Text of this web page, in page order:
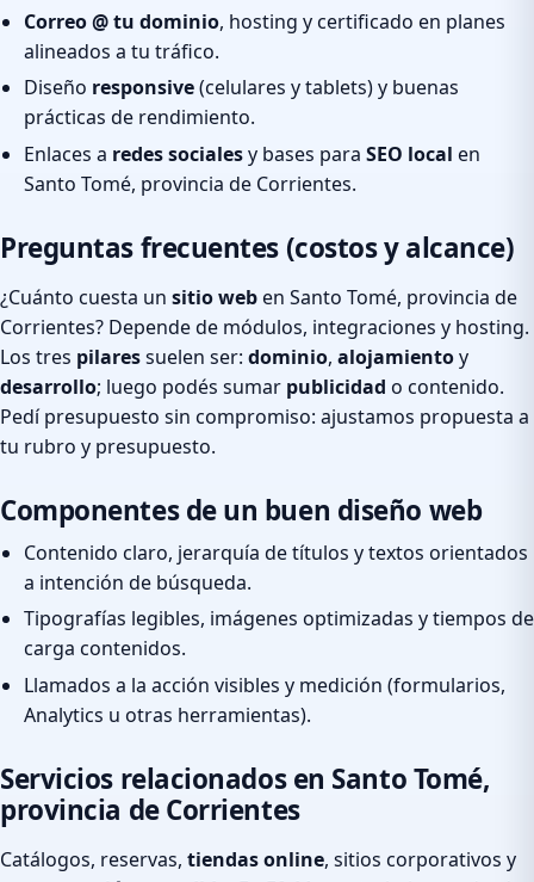
Correo @ tu dominio, hosting y certificado en planes
alineados a tu tráfico.
Diseño responsive(celulares y tablets) y buenas
prácticas de rendimiento.
Enlaces a redes socialesy bases para SEO local en
Santo Tomé, provincia de Corrientes.
Preguntas frecuentes (costos y alcance)
¿Cuánto cuesta un sitio weben Santo Tomé, provincia de
Corrientes? Depende de módulos, integraciones y hosting.
Los tres pilaressuelen ser: dominio, alojamientoy
desarrollo; luego podés sumar publicidad o contenido.
Pedí presupuesto sin compromiso: ajustamos propuesta a
tu rubro y presupuesto.
Componentes de un buen diseño web
Contenido claro, jerarquía de títulos y textos orientados
a intención de búsqueda.
Tipografías legibles, imágenes optimizadas y tiempos de
carga contenidos.
Llamados a la acción visibles y medición (formularios,
Analytics u otras herramientas).
Servicios relacionados en Santo Tomé,
provincia de Corrientes
Catálogos, reservas, tiendas online, sitios corporativos y